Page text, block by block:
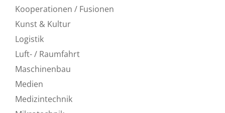
Kooperationen / Fusionen
Kunst & Kultur
Logistik
Luft- / Raumfahrt
Maschinenbau
Medien
Medizintechnik